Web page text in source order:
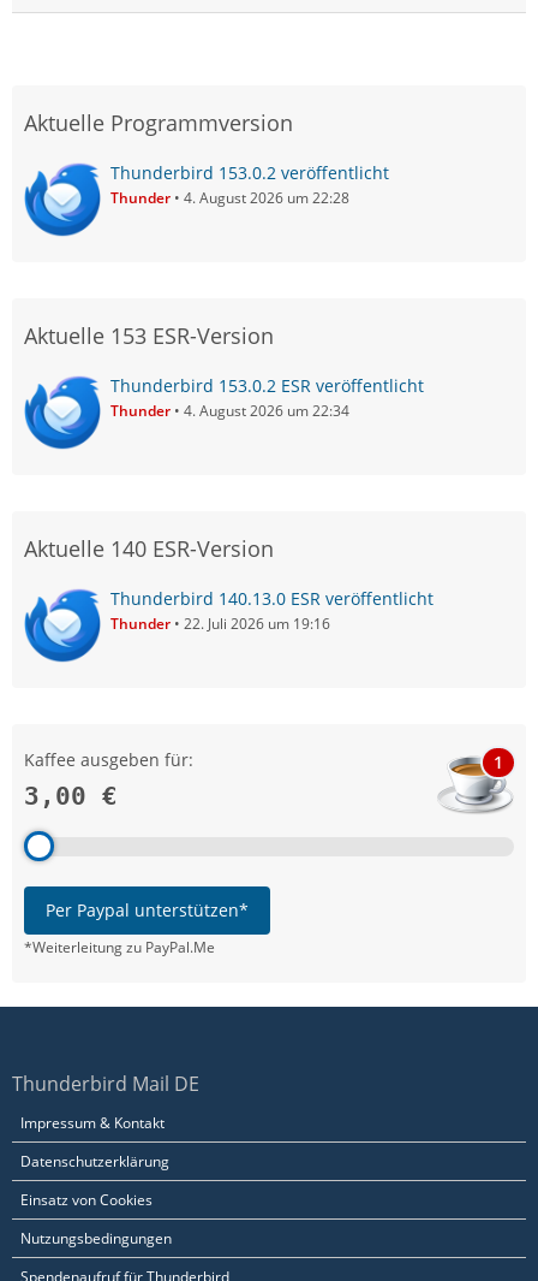
Aktuelle Programmversion
Thunderbird 153.0.2 veröffentlicht
Thunder 4. August 2026 um 22:28
Aktuelle 153 ESR-Version
Thunderbird 153.0.2 ESR veröffentlicht
Thunder 4. August 2026 um 22:34
Aktuelle 140 ESR-Version
Thunderbird 140.13.0 ESR veröffentlicht
Thunder 22. Juli 2026 um 19:16
Kaffee ausgeben für:
3,00 €
1
Per Paypal unterstützen*
*Weiterleitung zu PayPal.Me
Thunderbird Mail DE
Impressum & Kontakt
Datenschutzerklärung
Einsatz von Cookies
Nutzungsbedingungen